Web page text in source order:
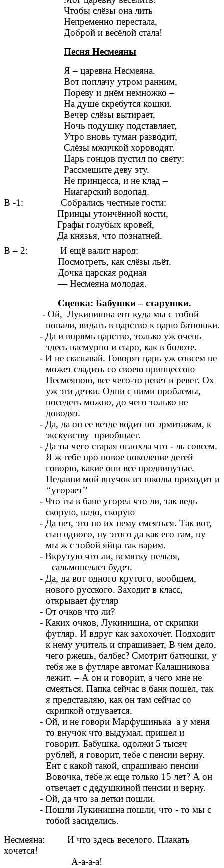
Чтобы слёзы она лить
Непременно перестала,
Доброй и весёлой стала!
Песня Несмеяны
Я – царевна Несмеяна.
Вот поплачу утром ранним,
Пореву и днём немножко –
На душе скребутся кошки.
Вечер слёзы вытирает,
Ночь подушку подставляет,
Утро вновь туман разводит,
Слёзы мжичкой хороводят.
Царь гонцов пустил по свету:
Рассмешите деву эту.
Не принцесса, и не клад –
Ниагарский водопад.
В -1: Собрались честные гости:
Принцы утончённой кости,
Графы голубых кровей,
Да князья, что познатней.
В – 2: И ещё валит народ:
Посмотреть, как слёзы льёт.
Дочка царская родная
— Несмеяна молодая.
Сценка: Бабушки – старушки.
- Ой, Лукинишна ент куда мы с тобой
попали, видать в царство к царю батюшки.
- Да и впрямь царство, только уж очень
здесь пасмурно и сыро, как в болоте.
- И не сказывай. Говорят царь уж совсем не
может сладить со своею принцессою
Несмеяною, все чего-то ревет и ревет. Ох
уж эти детки. Одни с ними проблемы,
поседеть можно, до чего только не
доводят.
- Да, да он ее везде водит по эрмитажам, к
экскувству приобщает.
- Да ты чего старая оглохла что - ль совсем.
Я ж тебе про новое поколение детей
говорю, какие они все продвинутые.
Недавни мой внучок из школы приходит и
‘‘угорает’’
- Что ты в бане угорел что ли, так ведь
скорую, надо, скорую
- Да нет, это по их нему смеяться. Так вот,
сын одного, ну этого да как его там, ну
мы ж с тобой яйца так варим.
- Вкрутую что ли, всмятку нельзя,
сальмонеллез будет.
- Да, да вот одного крутого, вообщем,
нового русского. Заходит в класс,
открывает футляр
- От очков что ли?
- Каких очков, Лукинишна, от скрипки
футляр. И вдруг как захохочет. Подходит
к нему учитель и спрашивает, В чем дело,
чего ржешь, балбес? Смотрит батюшки, у
тебя же в футляре автомат Калашникова
лежит. – А он и говорит, а чего мне не
смеяться. Папка сейчас в банк пошел, так
я представляю, как он там сейчас со
скрипкой отдувается.
- Ой, и не говори Марфушинька а у меня
то внучок что выдумал, пришел и
говорит. Бабушка, одолжи 5 тысяч
рублей, я говорит, тебе с пенсии верну.
Ент с какой такой, спрашиваю пенсии
Вовочка, тебе ж еще только 15 лет? А он
отвечает с дедушкиной пенсии и верну.
- Ой, да что за детки пошли.
- Пошли Лукинишна пошли, что - то мы с
тобой засиделись.
Несмеяна: И что здесь веселого. Плакать
хочется!
А-а-а-а!